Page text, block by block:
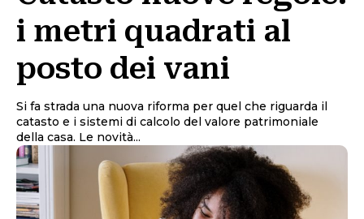
i metri quadrati al
posto dei vani
Si fa strada una nuova riforma per quel che riguarda il
catasto e i sistemi di calcolo del valore patrimoniale
della casa. Le novità...